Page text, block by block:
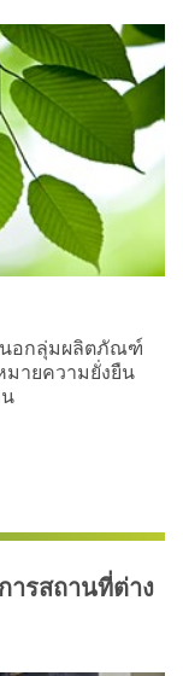
นอกลุ่มผลิตภัณฑ์
มายความยั่งยืน
รสถานที่ต่าง